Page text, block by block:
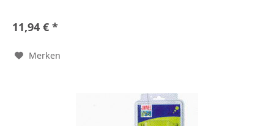
11,94 € *
Merken